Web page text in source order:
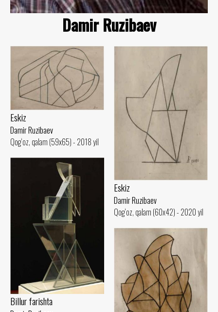
Damir Ruzibaev
Eskiz
Damir Ruzibaev
Qog‘oz, qalam (59x65) - 2018 yil
Eskiz
Damir Ruzibaev
Qog‘oz, qalam (60x42) - 2020 yil
Billur farishta